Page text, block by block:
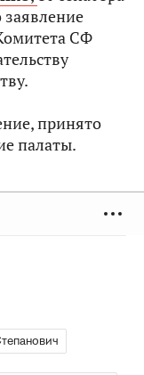
заявление
СФ
принято
палаты.